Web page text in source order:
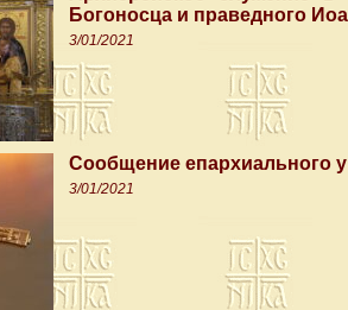
Богоносца и праведного
3/01/2021
Cообщение епархиального
3/01/2021